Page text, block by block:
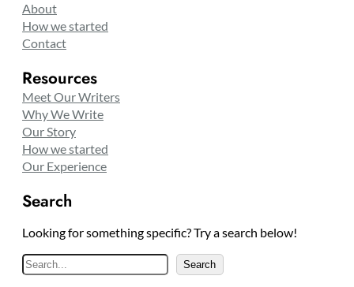
About
How we started
Contact
Resources
Meet Our Writers
Why We Write
Our Story
How we started
Our Experience
Search
Looking for something specific? Try a search below!
e
Search